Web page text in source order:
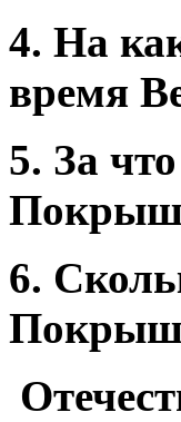
4. На
время
5. За
6.